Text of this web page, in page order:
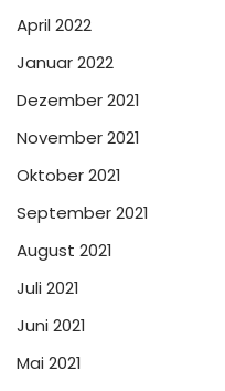
April 2022
Januar 2022
Dezember 2021
November 2021
Oktober 2021
September 2021
August 2021
Juli 2021
Juni 2021
Mai 2021